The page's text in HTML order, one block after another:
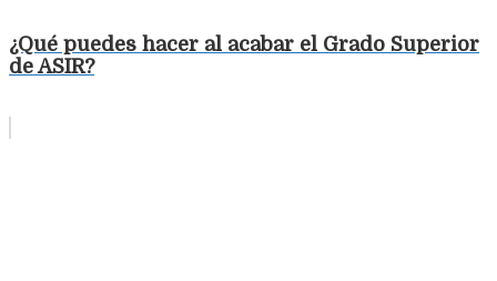
¿Qué puedes hacer al acabar el Grado Superior
de ASIR?